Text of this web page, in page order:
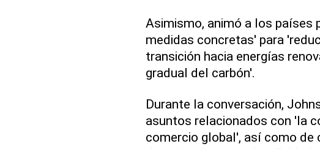
Asimismo, animó a los países
medidas concretas' para
transición hacia energías
gradual del carbón'.
Durante la conversación,
asuntos relacionados con 'la
comercio global', así como de